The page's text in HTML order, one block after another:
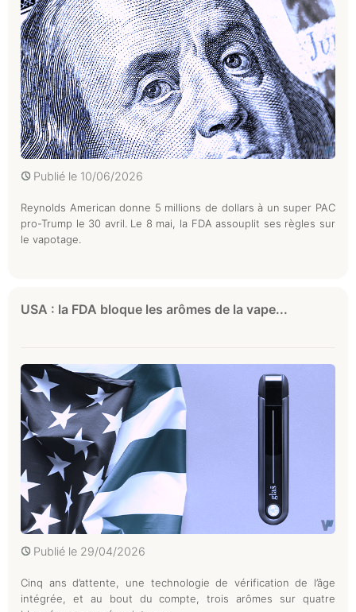
Publié le 10/06/2026
Reynolds American donne 5 millions de dollars à un super PAC
pro-Trump le 30 avril. Le 8 mai, la FDA assouplit ses règles sur
le vapotage.
USA : la FDA bloque les arômes de la vape...
Publié le 29/04/2026
Cinq ans d’attente, une technologie de vérification de l’âge
intégrée, et au bout du compte, trois arômes sur quatre